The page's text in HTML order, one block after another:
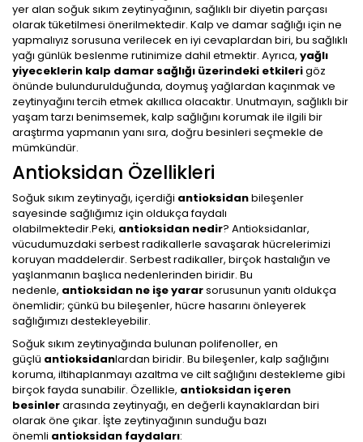
yer alan soğuk sıkım zeytinyağının, sağlıklı bir diyetin parçası
olarak tüketilmesi önerilmektedir. Kalp ve damar sağlığı için ne
yapmalıyız sorusuna verilecek en iyi cevaplardan biri, bu sağlıklı
yağı günlük beslenme rutinimize dahil etmektir. Ayrıca, yağlı
yiyeceklerin kalp damar sağlığı üzerindeki etkilerigöz
önünde bulundurulduğunda, doymuş yağlardan kaçınmak ve
zeytinyağını tercih etmek akıllıca olacaktır. Unutmayın, sağlıklı bir
yaşam tarzı benimsemek, kalp sağlığını korumak ile ilgili bir
araştırma yapmanın yanı sıra, doğru besinleri seçmekle de
mümkündür.
Antioksidan Özellikleri
Soğuk sıkım zeytinyağı, içerdiği antioksidanbileşenler
sayesinde sağlığımız için oldukça faydalı
olabilmektedir.Peki, antioksidan nedir? Antioksidanlar,
vücudumuzdaki serbest radikallerle savaşarak hücrelerimizi
koruyan maddelerdir. Serbest radikaller, birçok hastalığın ve
yaşlanmanın başlıca nedenlerinden biridir. Bu
nedenle, antioksidan ne işe yararsorusunun yanıtı oldukça
önemlidir; çünkü bu bileşenler, hücre hasarını önleyerek
sağlığımızı destekleyebilir.
Soğuk sıkım zeytinyağında bulunan polifenoller, en
güçlü antioksidanlardan biridir. Bu bileşenler, kalp sağlığını
koruma, iltihaplanmayı azaltma ve cilt sağlığını destekleme gibi
birçok fayda sunabilir. Özellikle, antioksidan içeren
besinlerarasında zeytinyağı, en değerli kaynaklardan biri
olarak öne çıkar. İşte zeytinyağının sunduğu bazı
önemli antioksidan faydaları: